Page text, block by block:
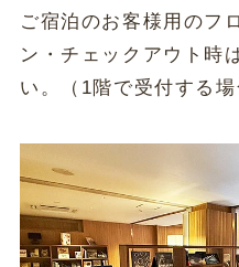
ご宿泊のお客様用のフ
ン・チェックアウト時
い。（1階で受付する場